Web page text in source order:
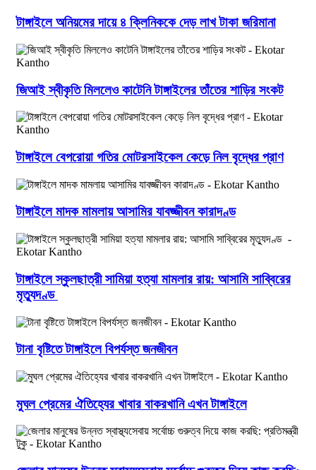
টাঙ্গাইলে অনিয়মের দায়ে ৪ ক্লিনিককে দেড় লাখ টাকা জরিমানা
জিআই স্বীকৃতি মিললেও কাটেনি টাঙ্গাইলের তাঁতের শাড়ির সংকট
টাঙ্গাইলে বেপরোয়া গতির মোটরসাইকেল কেড়ে নিল বৃদ্ধের প্রাণ
টাঙ্গাইলে মাদক মামলায় আসামির যাবজ্জীবন কারাদণ্ড
টাঙ্গাইলে স্কুলছাত্রী সামিয়া হত্যা মামলার রায়: আসামি সাব্বিরের
মৃত্যুদণ্ড
টানা বৃষ্টিতে টাঙ্গাইলে বিপর্যস্ত জনজীবন
মুঘল প্রেমের ঐতিহ্যের খাবার বাকরখানি এখন টাঙ্গাইলে